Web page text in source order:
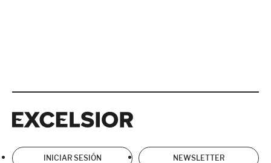
INICIAR SESIÓN NEWSLETTER